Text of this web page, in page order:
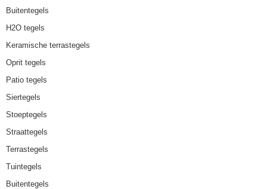
Buitentegels
H2O tegels
Keramische terrastegels
Oprit tegels
Patio tegels
Siertegels
Stoeptegels
Straattegels
Terrastegels
Tuintegels
Buitentegels